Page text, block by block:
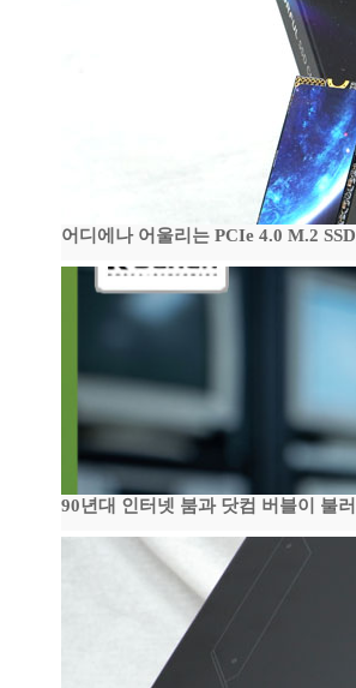
어디에나 어울리는 PCIe 4.0 M.2
90년대 인터넷 붐과 닷컴 버블이 불